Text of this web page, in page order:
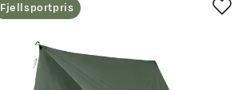
Fjellsportpris